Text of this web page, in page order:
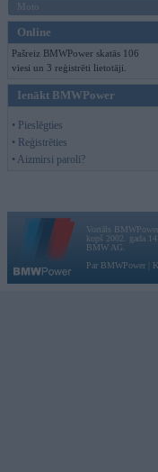
Moto
Online
Pašreiz BMWPower skatās 106
viesi un 3 reģistrēti lietotāji.
Ienākt BMWPower
• Pieslēgties
• Reģistrēties
• Aizmirsi paroli?
Vortāls
kopš 2002. gada
BMW AG.
Par BMWPower